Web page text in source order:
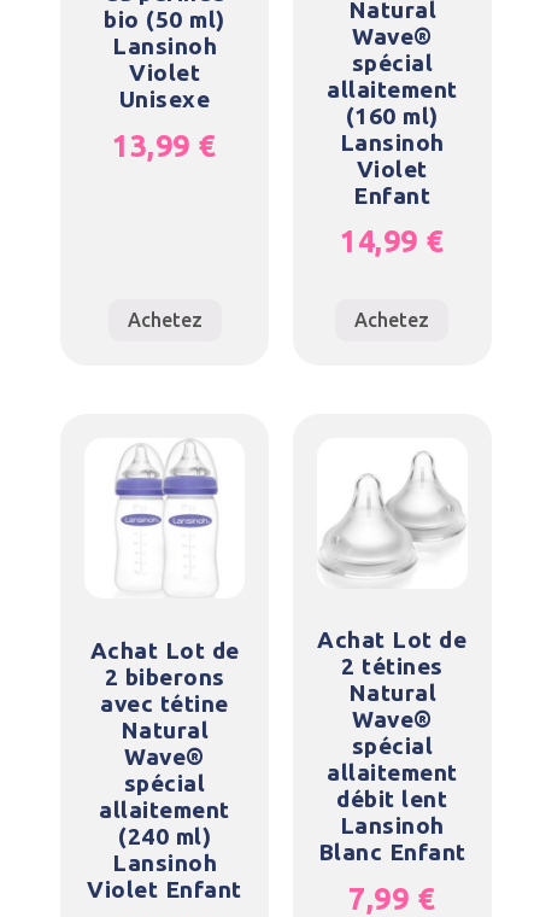
bio (50 ml)
Lansinoh
Violet
Unisexe
13,99 €
Achetez
Natural
Wave®
spécial
allaitement
(160 ml)
Lansinoh
Violet
Enfant
14,99 €
Achetez
Achat Lot de
2 biberons
avec tétine
Natural
Wave®
spécial
allaitement
(240 ml)
Lansinoh
Violet Enfant
Achat Lot de
2 tétines
Natural
Wave®
spécial
allaitement
débit lent
Lansinoh
Blanc Enfant
7,99 €